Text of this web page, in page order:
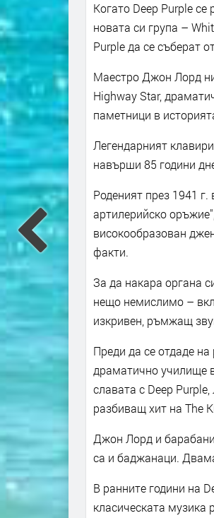
Когато Deep Purple
новата си група –
Purple да се съберат
Маестро Джон Лорд
Highway Star,
паметници в
Легендарният
навърши 85 години
Роденият през 1941
артилерийско
високообразован
факти.
За да накара органа
нещо немислимо –
изкривен, ръмжащ
Преди да се отдаде
драматично училище
славата с Deep
разбиващ хит на The
Джон Лорд и
са и баджанаци.
В ранните години на
класическата музика